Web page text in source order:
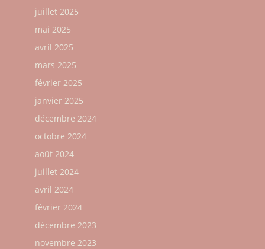
juillet 2025
mai 2025
avril 2025
mars 2025
février 2025
janvier 2025
décembre 2024
octobre 2024
août 2024
juillet 2024
avril 2024
février 2024
décembre 2023
novembre 2023